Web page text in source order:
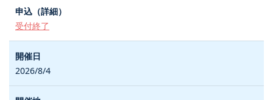
受付終了
2026/8/4